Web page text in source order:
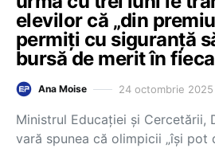
elevilor că „din
permiți cu siguranță
bursă de merit în
Ana Moise 24 octombrie 2025
Ministrul Educației și Cercetării,
vară spunea că olimpicii „își pot